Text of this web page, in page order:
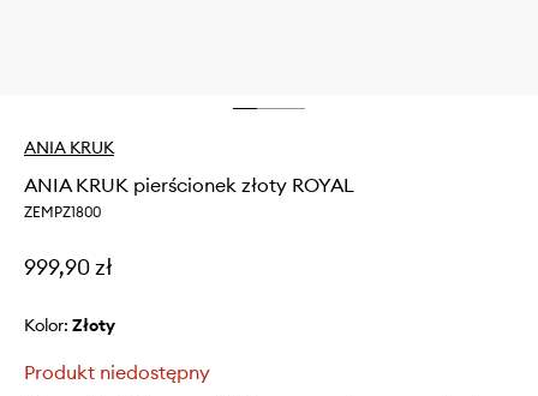
ANIA KRUK
ANIA KRUK pierścionek złoty ROYAL
ZEMPZ1800
999,90 zł
Kolor: złoty
Produkt niedostępny